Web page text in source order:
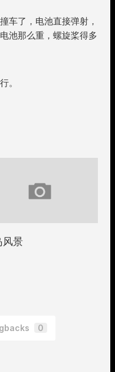
车了，电池直接弹射，
池那么重，螺旋桨得多
。
风景
0